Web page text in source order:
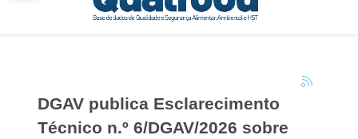
DGAV publica Esclarecimento
Técnico n.º 6/DGAV/2026 sobre